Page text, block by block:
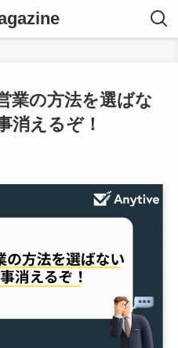
業の方法を選ばな
消えるぞ！